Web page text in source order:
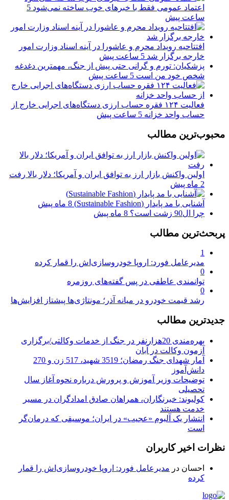
اعتماد عمومی فقط با خبرهای خوب ساخته نمی‌شود 5
ساعت پیش
افتتاحیه رویداد محرم و عاشورا در آینه اسناد وزارت امور
خارجه برگزار شد 5 ساعت پیش
پزشکیان: تورم و گرانی حتی پیش از جنگ، مهمترین دغدغه
شخص خود من است 5 ساعت پیش
فعالیت ۱۲۴ فقره حساب ارزی دستگاه‌های اجرایی خارج از
حساب واحد خزانه 5 ساعت پیش
محبوب‌ترین مطالب
اولین واکنش بازار ارز به توافق ایران و آمریکا؛ دلار بالا رفت
2 ماه پیش
آشنایی با مد پایدار (Sustainable Fashion)
8 ماه پیش
چرا ال90 زشت است؟
8 ماه پیش
پربحث‌ترین مطالب
1
مدیرعامل فورد: اروپا خودروسازی‌اش را قمار کرده
0
توانمندی عاطفی در پس گفته‌های روزمره
0
رشد قیمت خودرو در میانه آذر؛ مونتاژی‌ها پیشتاز افزایش‌ها
جدیدترین مطالب
بهره‌مندی 20هزارنفر در جنگ از خدمات وکالتی/برگزاری
آزمون وکالت در آبان
آمار شهدای جنگ رمضان؛ 3519 شهید، 517 زن و 270
دانش‌آموز
توضیحات وزیر آموزش و پرورش درباره نحوه آغاز سال
تحصیلی
کولیوند: خبرنگاران، همراهان صادق امدادگران در مسیر
خدمت هستند
انتشار یک آلبوم «عجیب» در ایران؛ موسیقی که درمان‌گر
است
نظرات اخیر کاربران
احسان در مدیرعامل فورد: اروپا خودروسازی‌اش را قمار
کرده